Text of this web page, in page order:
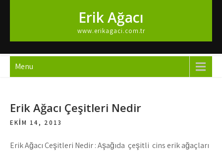
Erik Ağacı
www.erikagaci.com.tr
Menu
Erik Ağacı Çeşitleri Nedir
EKIM 14, 2013
Erik Ağacı Çeşitleri Nedir : Aşağıda çeşitli cins erik ağaçları